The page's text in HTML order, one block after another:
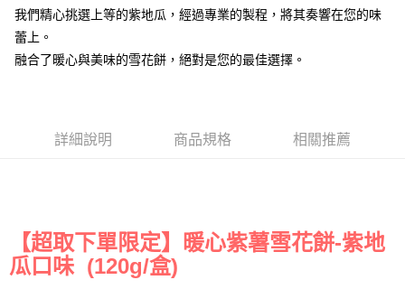
悠遊付
全盈+PAY
AFTEE先享後付是「在收到商品之後才付款」的支付方式。 讓您購物簡單
【「AFTEE先享後付」結帳流程】
１．於結帳方式選擇「AFTEE先享後付」後，將跳轉至「AFTEE先享後付」
結帳頁面，進行簡訊認證並確認金額後，即可完成結帳。
ATM付款
每筆NT$120，滿NT$599(含以上)免運費
全家取貨不付款
我們精心挑選上等的紫地瓜，經過專業的製程，將其奏響在您的味
蕾上。
融合了暖心與美味的雪花餅，絕對是您的最佳選擇。
詳細說明 商品規格 相關推薦
【超取下單限定】暖心紫薯雪花餅-紫地
瓜口味 (120g/盒)